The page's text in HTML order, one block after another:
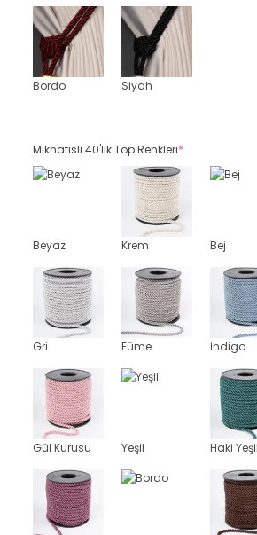
Bordo
Siyah
Mıknatıslı 40'lık Top Renkleri*
Beyaz Krem Bej
Gri Füme İndigo
Gül Kurusu Yeşil Haki Yeşil